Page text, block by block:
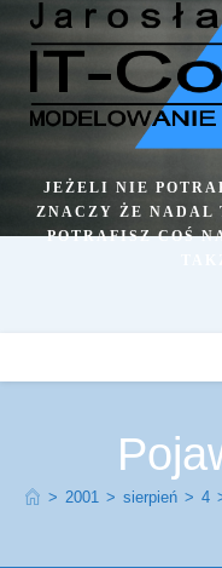
JEŻELI NIE
ZNACZY ŻE NADAL
POTRAFISZ COŚ
> 2001 > sierpień > 4